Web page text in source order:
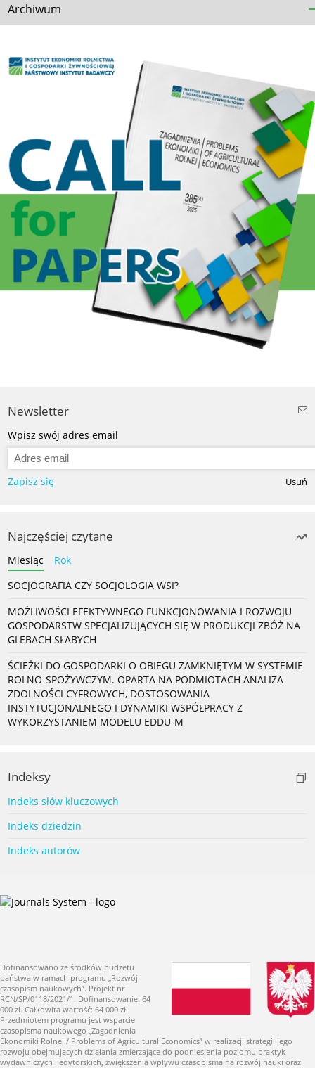
Archiwum
Newsletter
Wpisz swój adres email
Zapisz się Usuń
Najczęściej czytane
Miesiąc
Rok
SOCJOGRAFIA CZY SOCJOLOGIA WSI?
MOŻLIWOŚCI EFEKTYWNEGO FUNKCJONOWANIA I ROZWOJU
GOSPODARSTW SPECJALIZUJĄCYCH SIĘ W PRODUKCJI ZBÓŻ NA
GLEBACH SŁABYCH
ŚCIEŻKI DO GOSPODARKI O OBIEGU ZAMKNIĘTYM W SYSTEMIE
ROLNO-SPOŻYWCZYM. OPARTA NA PODMIOTACH ANALIZA
ZDOLNOŚCI CYFROWYCH, DOSTOSOWANIA
INSTYTUCJONALNEGO I DYNAMIKI WSPÓŁPRACY Z
WYKORZYSTANIEM MODELU EDDU-M
Indeksy
Indeks słów kluczowych
Indeks dziedzin
Indeks autorów
Dofinansowano ze środków budżetu
państwa w ramach programu „Rozwój
czasopism naukowych”. Projekt nr
RCN/SP/0118/2021/1. Dofinansowanie: 64
000 zł. Całkowita wartość: 64 000 zł.
Przedmiotem programu jest wsparcie
czasopisma naukowego „Zagadnienia
Ekonomiki Rolnej / Problems of Agricultural Economics” w realizacji strategii jego
rozwoju obejmujących działania zmierzające do podniesienia poziomu praktyk
wydawniczych i edytorskich, zwiększenia wpływu czasopisma na rozwój nauki oraz